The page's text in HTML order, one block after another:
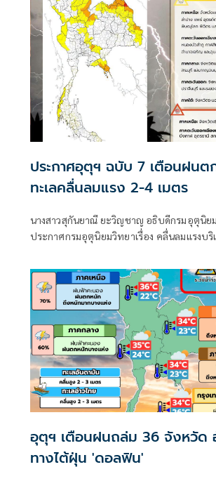
ประกาศอุตุฯ ฉบับ 7 เตือนฝนต
ทะเลคลื่นลมแรง 2-4 เมตร
นางสาวสุกันยาณี ยะวิญชาญ อธิบดีกรมอุตุนิย
ประกาศกรมอุตุนิยมวิทยาเรื่อง คลื่นลมแรงบริ
มากบริเวณประเทศไทย
อุตุฯ เตือนฝนถล่ม 36 จังหวัด
ทางไต้ฝุ่น 'ดอลฟิน'